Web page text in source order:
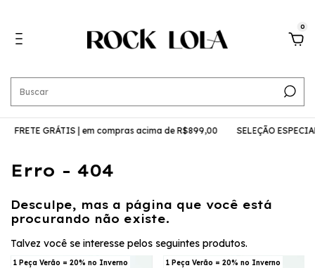
0
GRÁTIS | em compras acima de R$899,00 SELEÇÃO ESPECIAL |
Erro - 404
Desculpe, mas a página que você está
procurando não existe.
Talvez você se interesse pelos seguintes produtos.
1 Peça Verão = 20% no Inverno 1 Peça Verão = 20% no Inverno